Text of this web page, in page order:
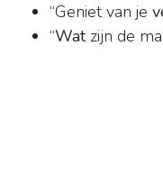
“Geniet van je
“Watzijn de